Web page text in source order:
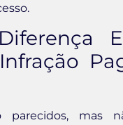
parecidos, mas